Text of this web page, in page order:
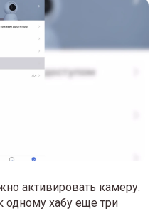
активировать камеру.
хабу еще три